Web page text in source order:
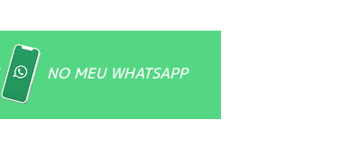
NO MEU WHATSAPP